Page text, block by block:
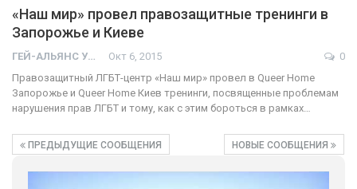
«Наш мир» провел правозащитные тренинги в
Запорожье и Киеве
ГЕЙ-АЛЬЯНС УКРАИНА Окт 6, 2015
0
Правозащитный ЛГБТ-центр «Наш мир» провел в Queer Home
Запорожье и Queer Home Киев тренинги, посвященные проблемам
нарушения прав ЛГБТ и тому, как с этим бороться в рамках…
ПРЕДЫДУЩИЕ СООБЩЕНИЯ НОВЫЕ СООБЩЕНИЯ